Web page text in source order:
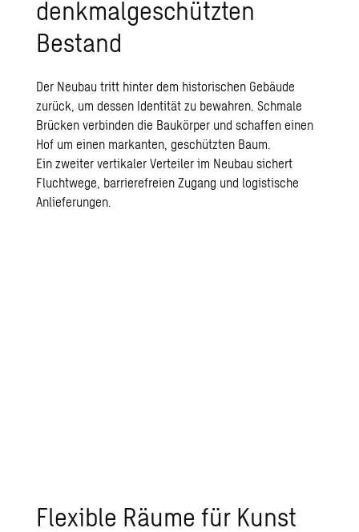
denkmalgeschützten
Bestand
Der Neubau tritt hinter dem historischen Gebäude
zurück, um dessen Identität zu bewahren. Schmale
Brücken verbinden die Baukörper und schaffen einen
Hof um einen markanten, geschützten Baum.
Ein zweiter vertikaler Verteiler im Neubau sichert
Fluchtwege, barrierefreien Zugang und logistische
Anlieferungen.
Flexible Räume für Kunst